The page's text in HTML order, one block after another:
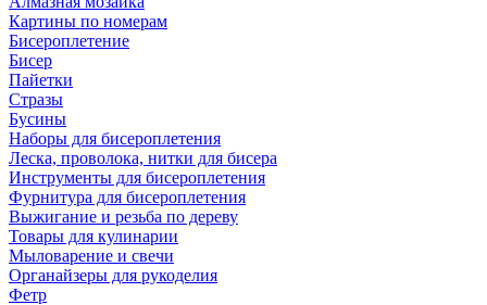
Картины по номерам
Бисероплетение
Бисер
Пайетки
Стразы
Бусины
Наборы для бисероплетения
Леска, проволока, нитки для бисера
Инструменты для бисероплетения
Фурнитура для бисероплетения
Выжигание и резьба по дереву
Товары для кулинарии
Мыловарение и свечи
Органайзеры для рукоделия
Фетр